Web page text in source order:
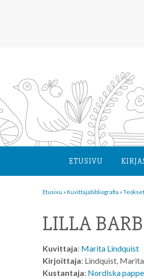
ETUSIVU
Etusivu »Kuvittaja­bibliografia »Teokset
LILLA
Kuvittaja: Marita Lindquist
Kirjoittaja: Lindquist, Marita
Kustantaja: Nordiska